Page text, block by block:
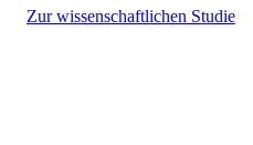
Zur wissenschaftlichen Studie